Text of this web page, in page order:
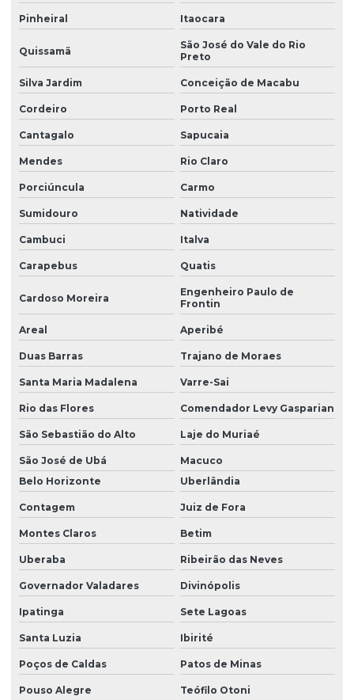
Manutenção preventiva de ponte rolante em rs
Manutenção preventiva ponte rolante são josé dos pinhais
Manutenção preventiva de ponte rolante em sc
Manutenção preventiva em pontes rolantes
Manutenção preventiva de talha elétrica em am
Manutenção preventiva de talha elétrica em mg
Manutenção preventiva de talha elétrica em pr
Manutenção preventiva de talha elétrica em rs
Manutenção preventiva de talha elétrica em sc
Manutenção preventiva de talha elétrica em sp
Manutenção preventiva em talhas elétricas
Modernização de ponte rolante
Montagem de barramento blindado
Montagem de caminho de rolamento
Montagem e desmontagem de ponte rolante
Montagem de ponte rolante
Motor elétrico para ponte rolante
Motor para ponte rolante
Motor redutor para ponte rolante
Movimentação de cargas laner
Painel elétrico para ponte rolante
Pinheiral Itaocara
Quissamã
São José do Vale do Rio
Preto
Silva Jardim Conceição de Macabu
Cordeiro Porto Real
Cantagalo Sapucaia
Mendes Rio Claro
Porciúncula Carmo
Sumidouro Natividade
Cambuci Italva
Carapebus Quatis
Cardoso Moreira
Engenheiro Paulo de
Frontin
Areal Aperibé
Duas Barras Trajano de Moraes
Santa Maria Madalena Varre-Sai
Rio das Flores Comendador Levy Gasparian
São Sebastião do Alto Laje do Muriaé
São José de Ubá
Macuco
Belo Horizonte
Uberlândia
Contagem Juiz de Fora
Montes Claros Betim
Uberaba Ribeirão das Neves
Governador Valadares Divinópolis
Ipatinga Sete Lagoas
Santa Luzia Ibirité
Poços de Caldas Patos de Minas
Pouso Alegre Teófilo Otoni